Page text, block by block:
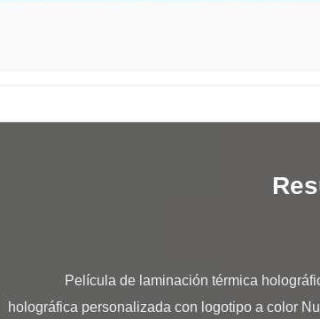
holográfica personalizada con logotipo a color